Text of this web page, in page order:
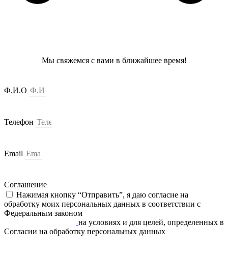
Мы свяжемся с вами в ближайшее время!
Ф.И.О
Телефон
Email
Соглашение
Нажимая кнопку “Отправить”, я даю согласие на
обработку моих персональных данных в соответствии c
Федеральным законом
на условиях и для целей, определенных в
Согласии на обработку персональных данных